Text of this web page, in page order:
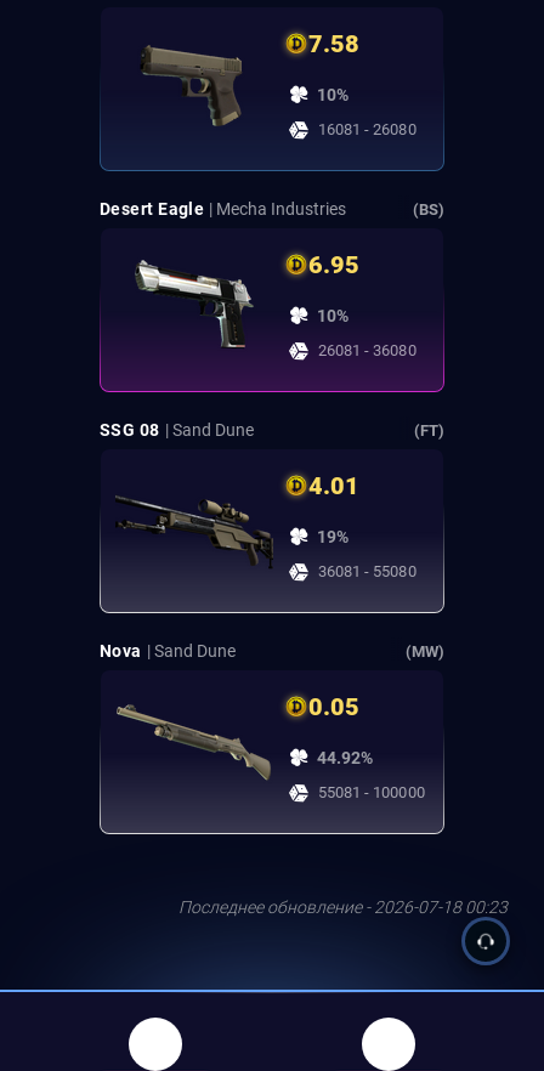
7.58
10%
16081 - 26080
Desert Eagle | Mecha Industries (BS)
6.95
10%
26081 - 36080
SSG 08 | Sand Dune (FT)
4.01
19%
36081 - 55080
Nova | Sand Dune (MW)
0.05
44.92%
55081 - 100000
Последнее обновление - 2026-07-18 00:23